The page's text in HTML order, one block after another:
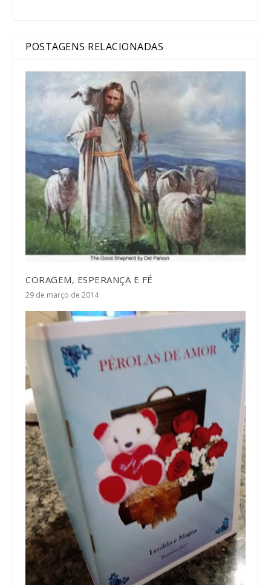
POSTAGENS RELACIONADAS
CORAGEM, ESPERANÇA E FÉ
29 de março de 2014